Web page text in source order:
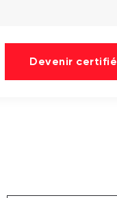
Devenir certifié